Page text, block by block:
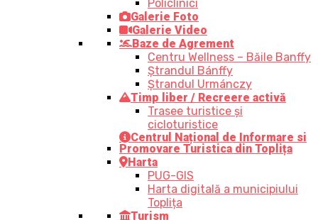
Policlinici
Galerie Foto
Galerie Video
Baze de Agrement
Centru Wellness – Băile Banffy
Ștrandul Bánffy
Ștrandul Urmánczy
Timp liber / Recreere activă
Trasee turistice şi
cicloturistice
Centrul Național de Informare si
Promovare Turistica din Toplița
Harta
PUG-GIS
Harta digitală a municipiului
Toplița
Turism